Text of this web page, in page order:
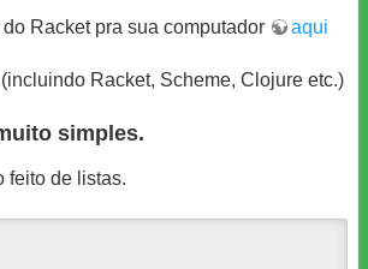
Racket pra sua computador aqui
Racket, Scheme, Clojure etc.)
simples.
feito de listas.